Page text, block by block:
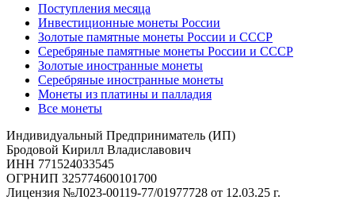
Поступления месяца
Инвестиционные монеты России
Золотые памятные монеты России и СССР
Серебряные памятные монеты России и СССР
Золотые иностранные монеты
Серебряные иностранные монеты
Монеты из платины и палладия
Все монеты
Индивидуальный Предприниматель (ИП)
Бродовой Кирилл Владиславович
ИНН 771524033545
ОГРНИП 325774600101700
Лицензия №Л023-00119-77/01977728 от 12.03.25 г.